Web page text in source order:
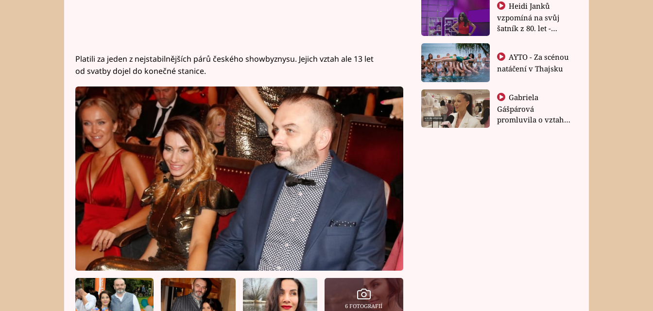
Platili za jeden z nejstabilnějších párů českého showbyznysu. Jejich vztah ale 13 let
od svatby dojel do konečné stanice.
6 FOTOGRAFIÍ
Heidi Janků
vzpomíná na svůj
šatník z 80. let -
natáčení v Thajsku
Gabriela
Gášpárová
promluvila o vztahu